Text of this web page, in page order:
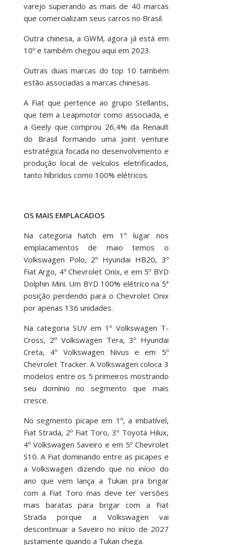
varejo superando as mais de 40 marcas
que comercializam seus carros no Brasil.
Outra chinesa, a GWM, agora já está em
10º e também chegou aqui em 2023.
Outras duas marcas do top 10 também
estão associadas a marcas chinesas.
A Fiat que pertence ao grupo Stellantis,
que tem a Leapmotor como associada, e
a Geely que comprou 26,4% da Renault
do Brasil formando uma joint venture
estratégica focada no desenvolvimento e
produção local de veículos eletrificados,
tanto híbridos como 100% elétricos.
OS MAIS EMPLACADOS
Na categoria hatch em 1º lugar nos
emplacamentos de maio temos o
Volkswagen Polo, 2º Hyundai HB20, 3º
Fiat Argo, 4º Chevrolet Onix, e em 5º BYD
Dolphin Mini. Um BYD 100% elétrico na 5ª
posição perdendo para o Chevrolet Onix
por apenas 136 unidades.
Na categoria SUV em 1º Volkswagen T-
Cross, 2º Volkswagen Tera, 3º Hyundai
Creta, 4º Volkswagen Nivus e em 5º
Chevrolet Tracker. A Volkswagen coloca 3
modelos entre os 5 primeiros mostrando
seu domínio no segmento que mais
cresce.
No segmento picape em 1º, a imbatível,
Fiat Strada, 2º Fiat Toro, 3º Toyota Hilux,
4º Volkswagen Saveiro e em 5º Chevrolet
S10. A Fiat dominando entre as picapes e
a Volkswagen dizendo que no início do
ano que vem lança a Tukan pra brigar
com a Fiat Toro mas deve ter versões
mais baratas para brigar com a Fiat
Strada porque a Volkswagen vai
descontinuar a Saveiro no início de 2027
justamente quando a Tukan chega.